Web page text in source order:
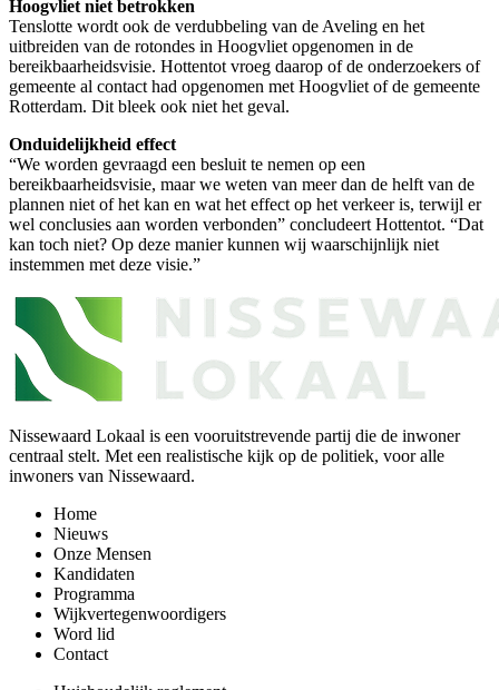
Hoogvliet niet betrokken
Tenslotte wordt ook de verdubbeling van de Aveling en het
uitbreiden van de rotondes in Hoogvliet opgenomen in de
bereikbaarheidsvisie. Hottentot vroeg daarop of de onderzoekers of
gemeente al contact had opgenomen met Hoogvliet of de gemeente
Rotterdam. Dit bleek ook niet het geval.
Onduidelijkheid effect
“We worden gevraagd een besluit te nemen op een
bereikbaarheidsvisie, maar we weten van meer dan de helft van de
plannen niet of het kan en wat het effect op het verkeer is, terwijl er
wel conclusies aan worden verbonden” concludeert Hottentot. “Dat
kan toch niet? Op deze manier kunnen wij waarschijnlijk niet
instemmen met deze visie.”
Nissewaard Lokaal is een vooruitstrevende partij die de inwoner
centraal stelt. Met een realistische kijk op de politiek, voor alle
inwoners van Nissewaard.
Home
Nieuws
Onze Mensen
Kandidaten
Programma
Wijkvertegenwoordigers
Word lid
Contact